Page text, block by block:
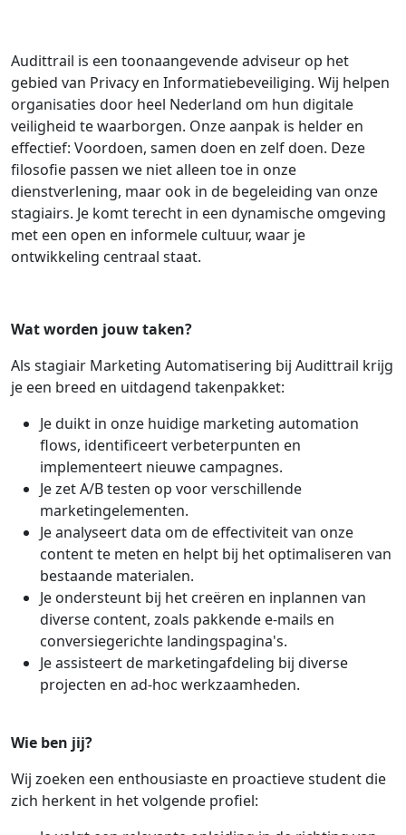
Audittrail is een toonaangevende adviseur op het
gebied van Privacy en Informatiebeveiliging. Wij helpen
organisaties door heel Nederland om hun digitale
veiligheid te waarborgen. Onze aanpak is helder en
effectief: Voordoen, samen doen en zelf doen. Deze
filosofie passen we niet alleen toe in onze
dienstverlening, maar ook in de begeleiding van onze
stagiairs. Je komt terecht in een dynamische omgeving
met een open en informele cultuur, waar je
ontwikkeling centraal staat.
Wat worden jouw taken?
Als stagiair Marketing Automatisering bij Audittrail krijg
je een breed en uitdagend takenpakket:
Je duikt in onze huidige marketing automation
flows, identificeert verbeterpunten en
implementeert nieuwe campagnes.
Je zet A/B testen op voor verschillende
marketingelementen.
Je analyseert data om de effectiviteit van onze
content te meten en helpt bij het optimaliseren van
bestaande materialen.
Je ondersteunt bij het creëren en inplannen van
diverse content, zoals pakkende e-mails en
conversiegerichte landingspagina's.
Je assisteert de marketingafdeling bij diverse
projecten en ad-hoc werkzaamheden.
Wie ben jij?
Wij zoeken een enthousiaste en proactieve student die
zich herkent in het volgende profiel: